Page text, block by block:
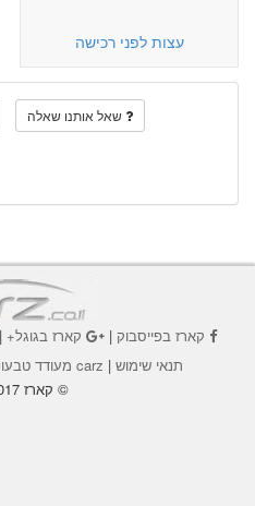
עצות לפני רכישה
שאל אותנו שאלה
קארז בפייסבוק| קארז בגוגל+
תנאי שימוש | carz מעודד טבעונות
© קארז 2010-2017